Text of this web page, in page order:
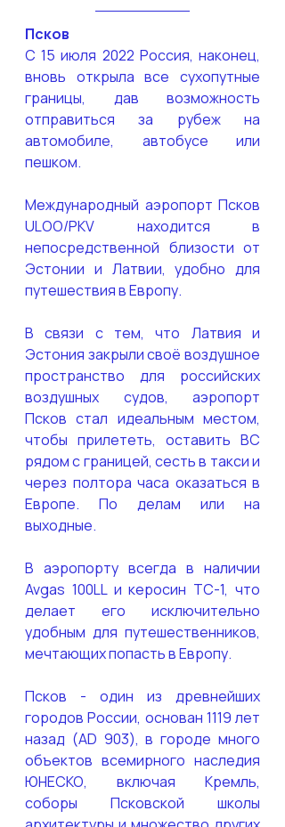
Псков
С 15 июля 2022 Россия, наконец,
вновь открыла все сухопутные
границы, дав возможность
отправиться за рубеж на
автомобиле, автобусе или
пешком.
Международный аэропорт Псков
ULOO/PKV находится в
непосредственной близости от
Эстонии и Латвии, удобно для
путешествия в Европу.
В связи с тем, что Латвия и
Эстония закрыли своё воздушное
пространство для российских
воздушных судов, аэропорт
Псков стал идеальным местом,
чтобы прилететь, оставить ВС
рядом с границей, сесть в такси и
через полтора часа оказаться в
Европе. По делам или на
выходные.
В аэропорту всегда в наличии
Avgas 100LL и керосин ТС-1, что
делает его исключительно
удобным для путешественников,
мечтающих попасть в Европу.
Псков - один из древнейших
городов России, основан 1119 лет
назад (AD 903), в городе много
объектов всемирного наследия
ЮНЕСКО, включая Кремль,
соборы Псковской школы